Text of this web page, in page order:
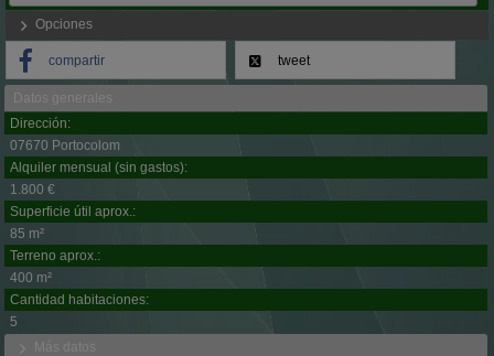
Opciones
compartir tweet
Datos generales
Dirección:
07670 Portocolom
Alquiler mensual (sin gastos):
1.800 €
Superficie útil aprox.:
85 m²
Terreno aprox.:
400 m²
Cantidad habitaciones:
5
Más datos